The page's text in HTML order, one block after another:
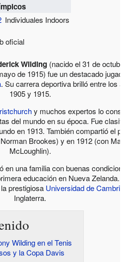
Individuales Indoors
oficial
Wilding (nacido el 31 de
de 1915) fue un destacado
. Su carrera deportiva brilló entre los
1905 y 1915.
y muchos expertos lo
del mundo en su época. Fue
en 1913. También compartió el
Brookes) y en 1912 (con
McLoughlin).
en una familia con buenas
educación en Nueva Zelanda.
prestigiosa Universidad de
Inglaterra.
Wilding en el Tenis
y la Copa Davis